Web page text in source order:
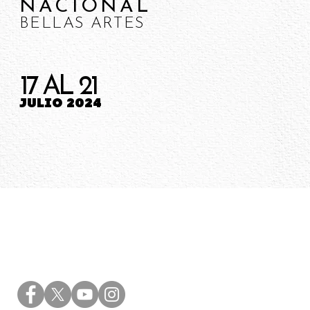
NACIONAL
BELLAS ARTES
17 AL 21
JULIO 2024